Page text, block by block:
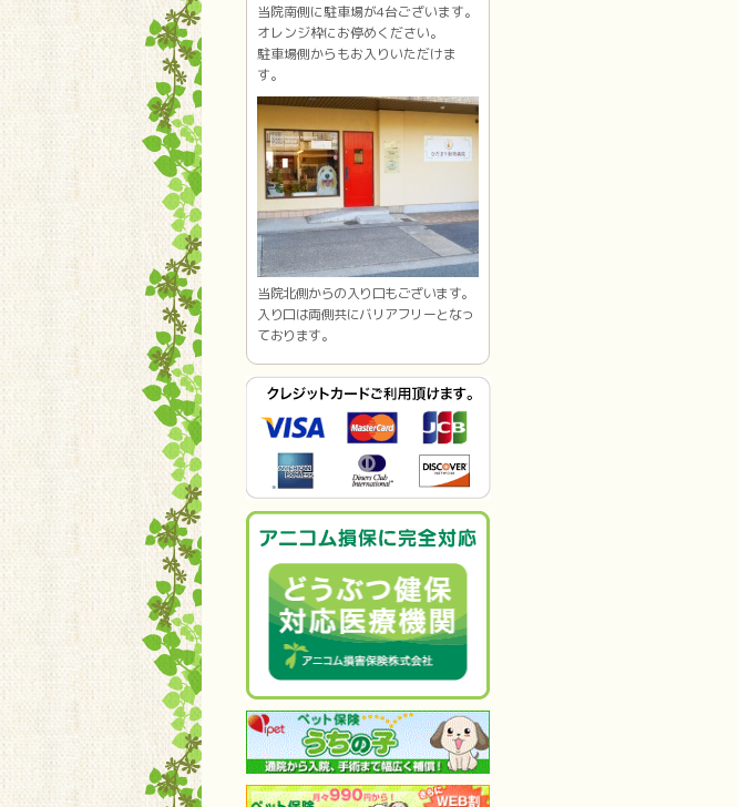
当院南側に駐車場が4台ございます。
オレンジ枠にお停めください。
駐車場側からもお入りいただけま
す。
当院北側からの入り口もございます。
入り口は両側共にバリアフリーとなっ
ております。